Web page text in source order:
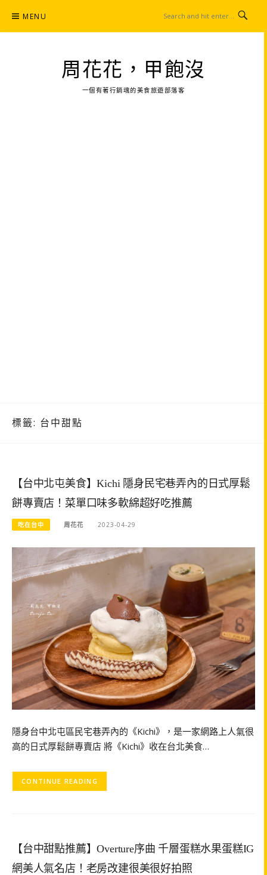
content
MENU
周花花，甲飽沒
一個有著行銷魂的美食旅遊部落客
標籤: 台中甜點
【台中北屯美食】Kichi 隱身民宅巷弄內的日式厚鬆
餅專賣店！菜單口味多軟綿超好吃推薦
吃在台中 周花花 2023-04-29
隱身台中北屯區民宅巷弄內的《Kichi》，是一家網路上人氣很
高的日式厚鬆餅專賣店 將《Kichi》收在台北美食…
CONTINUE READING
【台中甜點推薦】Overture序曲 千層蛋糕水果蛋糕IG
網美人氣名店！老房改建很美很好拍照